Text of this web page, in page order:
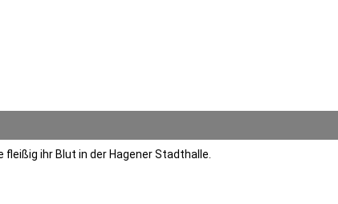
ihr Blut in der Hagener Stadthalle.